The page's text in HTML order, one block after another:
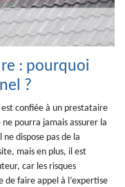
: pourquoi
?
confiée à un prestataire
pourra jamais assurer la
dispose pas de la
mais en plus, il est
car les risques
de faire appel à l’expertise